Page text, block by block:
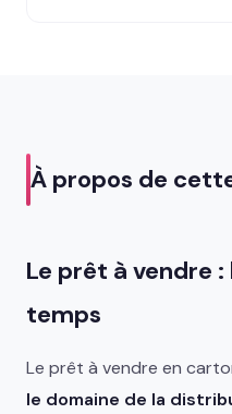
À propos de
Le prêt à vendre :
temps
Le prêt à vendre en
le domaine de la